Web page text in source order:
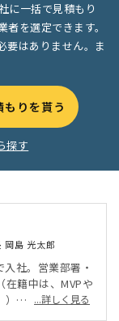
に一括で見積もり
を選定できます。
要はありません。ま
もりを貰う
探す
岡島 光太郎
社。営業部署・
籍中は、MVPや
...詳しく見る